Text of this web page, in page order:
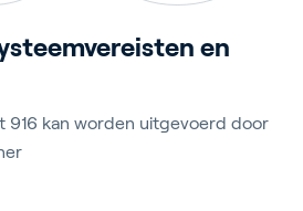
en
916 kan worden uitgevoerd door